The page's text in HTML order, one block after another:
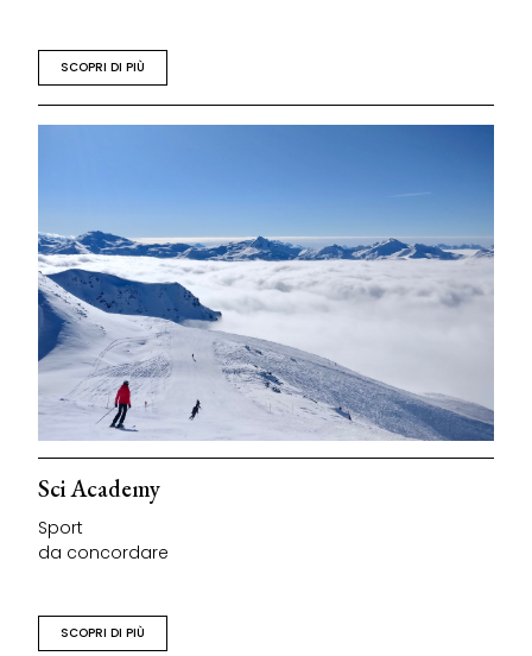
SCOPRI DI PIÙ
Sci Academy
Sport
da concordare
SCOPRI DI PIÙ